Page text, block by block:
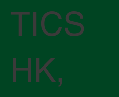
TICS
HK,